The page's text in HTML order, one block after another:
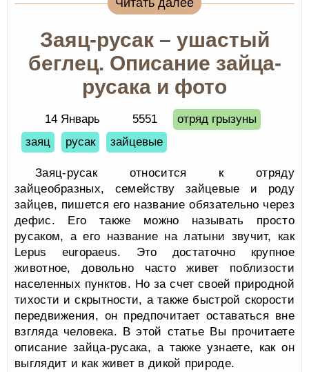
Читать далее
Заяц-русак – ушастый
беглец. Описание зайца-
русака и фото
14 Январь 5551
отряд грызуны
заяц
русак зайцевые
Заяц-русак относится к отряду
зайцеобразных, семейству зайцевые и роду
зайцев, пишется его название обязательно через
дефис. Его также можно называть просто
русаком, а его название на латыни звучит, как
Lepus europaeus. Это достаточно крупное
животное, довольно часто живет поблизости
населенных пунктов. Но за счет своей природной
тихости и скрытности, а также быстрой скорости
передвижения, он предпочитает оставаться вне
взгляда человека. В этой статье Вы прочитаете
описание зайца-русака, а также узнаете, как он
выглядит и как живет в дикой природе.